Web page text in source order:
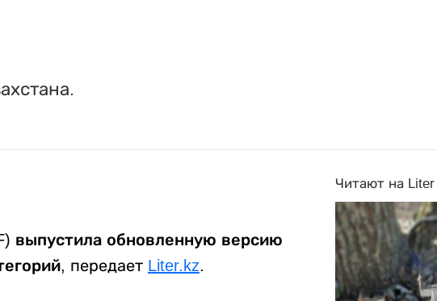
выпустила обновленную версию
передает Liter.kz.
Читают на Liter